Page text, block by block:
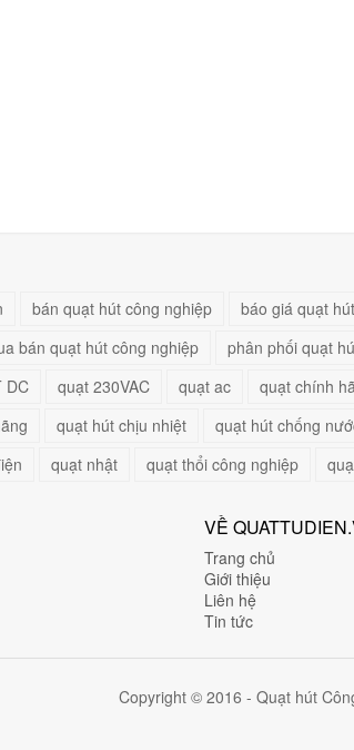
bán quạt hút công nghiệp báo giá quạt
bán quạt hút công nghiệp phân phối quạt
DC quạt 230VAC quạt ac quạt chính
quạt hút chịu nhiệt quạt hút chống
quạt nhật quạt thổi công nghiệp
VỀ
Trang chủ
Giới thiệu
Liên hệ
Tin tức
Copyright © 2016 - Quạt hút